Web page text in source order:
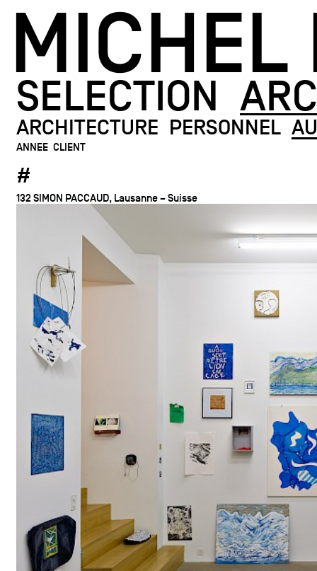
MICHEL
SELECTION
ARCHITECTURE PERSONNEL
ANNEE CLIENT
#
132 SIMON PACCAUD, Lausanne – Suisse